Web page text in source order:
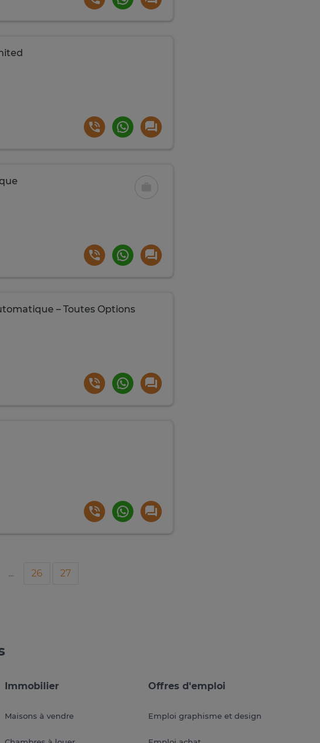
– Toutes Options
... 26 27
Immobilier
Maisons à vendre
Offres d'emploi
Emploi graphisme et design